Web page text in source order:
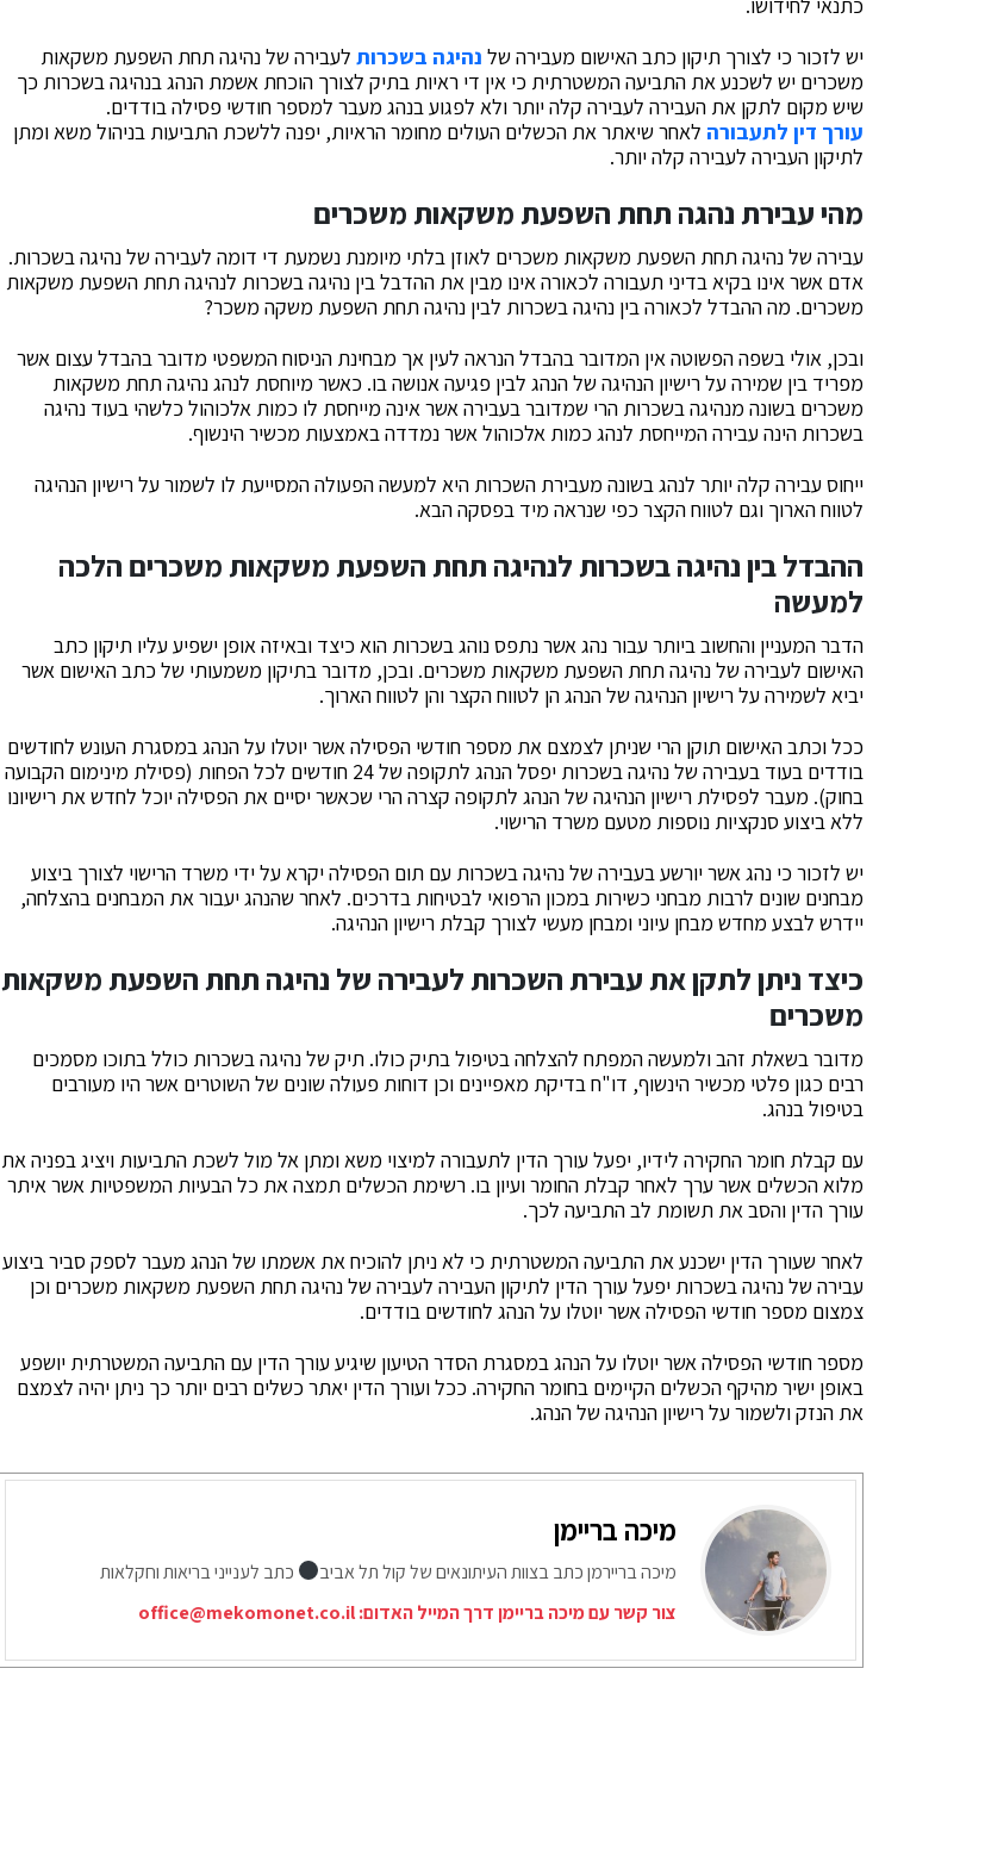
יש לזכור כי לצורך תיקון כתב האישום מעבירה של נהיגה בשכרות לעבירה של נהיגה תחת השפעת משקאות
משכרים יש לשכנע את התביעה המשטרתית כי אין די ראיות בתיק לצורך הוכחת אשמת הנהג בנהיגה בשכרות כך
שיש מקום לתקן את העבירה לעבירה קלה יותר ולא לפגוע בנהג מעבר למספר חודשי פסילה בודדים.
עורך דין לתעבורה לאחר שיאתר את הכשלים העולים מחומר הראיות, יפנה ללשכת התביעות בניהול משא ומתן
לתיקון העבירה לעבירה קלה יותר.
מהי עבירת נהגה תחת השפעת משקאות משכרים
עבירה של נהיגה תחת השפעת משקאות משכרים לאוזן בלתי מיומנת נשמעת די דומה לעבירה של נהיגה בשכרות.
אדם אשר אינו בקיא בדיני תעבורה לכאורה אינו מבין את ההדבל בין נהיגה בשכרות לנהיגה תחת השפעת משקאות
משכרים. מה ההבדל לכאורה בין נהיגה בשכרות לבין נהיגה תחת השפעת משקה משכר?
ובכן, אולי בשפה הפשוטה אין המדובר בהבדל הנראה לעין אך מבחינת הניסוח המשפטי מדובר בהבדל עצום אשר
מפריד בין שמירה על רישיון הנהיגה של הנהג לבין פגיעה אנושה בו. כאשר מיוחסת לנהג נהיגה תחת משקאות
משכרים בשונה מנהיגה בשכרות הרי שמדובר בעבירה אשר אינה מייחסת לו כמות אלכוהול כלשהי בעוד נהיגה
בשכרות הינה עבירה המייחסת לנהג כמות אלכוהול אשר נמדדה באמצעות מכשיר הינשוף.
ייחוס עבירה קלה יותר לנהג בשונה מעבירת השכרות היא למעשה הפעולה המסייעת לו לשמור על רישיון הנהיגה
לטווח הארוך וגם לטווח הקצר כפי שנראה מיד בפסקה הבא.
ההבדל בין נהיגה בשכרות לנהיגה תחת השפעת משקאות משכרים הלכה
למעשה
הדבר המעניין והחשוב ביותר עבור נהג אשר נתפס נוהג בשכרות הוא כיצד ובאיזה אופן ישפיע עליו תיקון כתב
האישום לעבירה של נהיגה תחת השפעת משקאות משכרים. ובכן, מדובר בתיקון משמעותי של כתב האישום אשר
יביא לשמירה על רישיון הנהיגה של הנהג הן לטווח הקצר והן לטווח הארוך.
ככל וכתב האישום תוקן הרי שניתן לצמצם את מספר חודשי הפסילה אשר יוטלו על הנהג במסגרת העונש לחודשים
בודדים בעוד בעבירה של נהיגה בשכרות יפסל הנהג לתקופה של 24 חודשים לכל הפחות (פסילת מינימום הקבועה
בחוק). מעבר לפסילת רישיון הנהיגה של הנהג לתקופה קצרה הרי שכאשר יסיים את הפסילה יוכל לחדש את רישיונו
ללא ביצוע סנקציות נוספות מטעם משרד הרישוי.
יש לזכור כי נהג אשר יורשע בעבירה של נהיגה בשכרות עם תום הפסילה יקרא על ידי משרד הרישוי לצורך ביצוע
מבחנים שונים לרבות מבחני כשירות במכון הרפואי לבטיחות בדרכים. לאחר שהנהג יעבור את המבחנים בהצלחה,
יידרש לבצע מחדש מבחן עיוני ומבחן מעשי לצורך קבלת רישיון הנהיגה.
כיצד ניתן לתקן את עבירת השכרות לעבירה של נהיגה תחת השפעת משקאות
משכרים
מדובר בשאלת זהב ולמעשה המפתח להצלחה בטיפול בתיק כולו. תיק של נהיגה בשכרות כולל בתוכו מסמכים
רבים כגון פלטי מכשיר הינשוף, דו"ח בדיקת מאפיינים וכן דוחות פעולה שונים של השוטרים אשר היו מעורבים
בטיפול בנהג.
עם קבלת חומר החקירה לידיו, יפעל עורך הדין לתעבורה למיצוי משא ומתן אל מול לשכת התביעות ויציג בפניה את
מלוא הכשלים אשר ערך לאחר קבלת החומר ועיון בו. רשימת הכשלים תמצה את כל הבעיות המשפטיות אשר איתר
עורך הדין והסב את תשומת לב התביעה לכך.
לאחר שעורך הדין ישכנע את התביעה המשטרתית כי לא ניתן להוכיח את אשמתו של הנהג מעבר לספק סביר ביצוע
עבירה של נהיגה בשכרות יפעל עורך הדין לתיקון העבירה לעבירה של נהיגה תחת השפעת משקאות משכרים וכן
צמצום מספר חודשי הפסילה אשר יוטלו על הנהג לחודשים בודדים.
מספר חודשי הפסילה אשר יוטלו על הנהג במסגרת הסדר הטיעון שיגיע עורך הדין עם התביעה המשטרתית יושפע
באופן ישיר מהיקף הכשלים הקיימים בחומר החקירה. ככל ועורך הדין יאתר כשלים רבים יותר כך ניתן יהיה לצמצם
את הנזק ולשמור על רישיון הנהיגה של הנהג.
מיכה בריימן
מיכה בריירמן כתב בצוות העיתונאים של קול תל אביב
כתב לענייני בריאות וחקלאות
צור קשר עם מיכה בריימן דרך המייל האדום:office@mekomonet.co.il